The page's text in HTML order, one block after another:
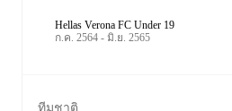
Hellas Verona FC Under 19
ก.ค. 2564 - มิ.ย. 2565
ทีมชาติ